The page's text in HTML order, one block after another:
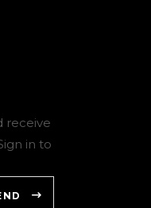
receive
in to